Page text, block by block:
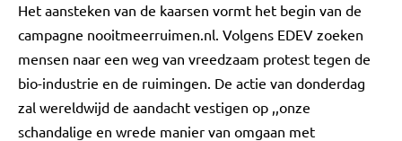
Het aansteken van de kaarsen vormt het begin van de
campagne nooitmeerruimen.nl. Volgens EDEV zoeken
mensen naar een weg van vreedzaam protest tegen de
bio-industrie en de ruimingen. De actie van donderdag
zal wereldwijd de aandacht vestigen op ,,onze
schandalige en wrede manier van omgaan met